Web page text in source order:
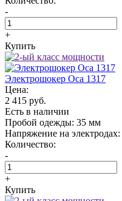
-
+
Купить
Электрошокер Oса 1317
Цена:
2 415 руб.
Есть в наличии
Пробой одежды: 35 мм
Напряжение на электродах:
Количество:
-
+
Купить